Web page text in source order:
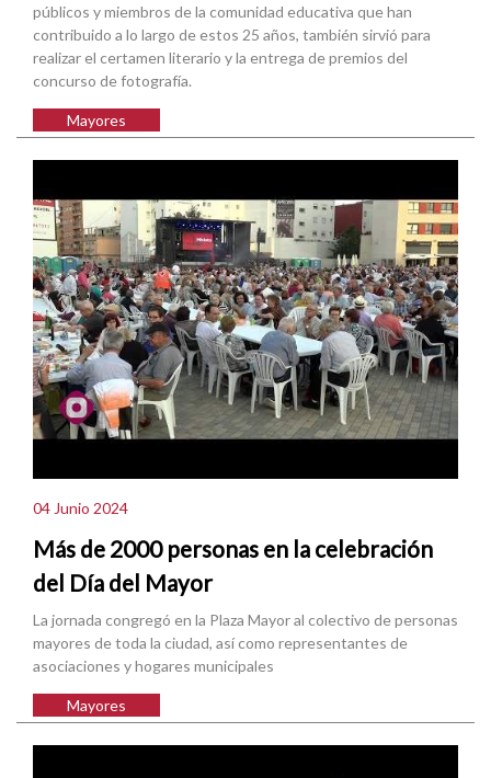
públicos y miembros de la comunidad educativa que han
contribuido a lo largo de estos 25 años, también sirvió para
realizar el certamen literario y la entrega de premios del
concurso de fotografía.
Mayores
04 Junio 2024
Más de 2000 personas en la celebración
del Día del Mayor
La jornada congregó en la Plaza Mayor al colectivo de personas
mayores de toda la ciudad, así como representantes de
asociaciones y hogares municipales
Mayores